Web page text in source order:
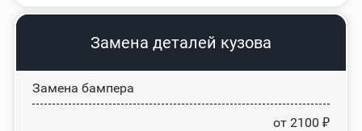
Замена деталей кузова
Замена бампера
от 2100 ₽